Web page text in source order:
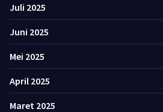
Juli 2025
Juni 2025
Mei 2025
April 2025
Maret 2025